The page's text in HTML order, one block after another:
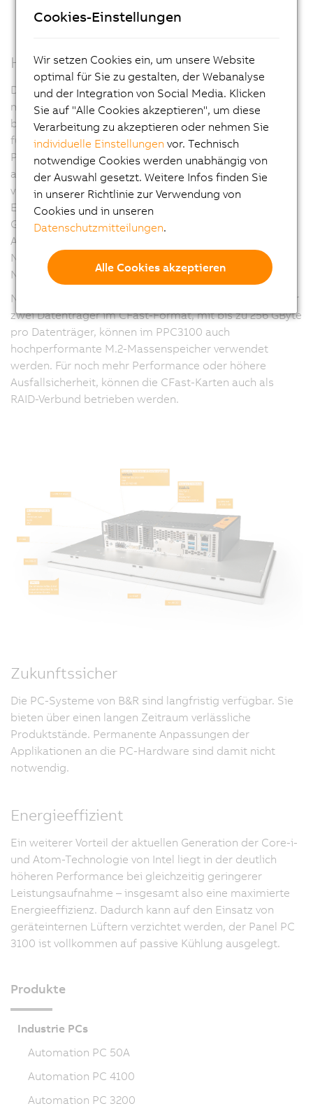
Hohe Flexibilität durch Modularität
Die Panel PC 3100 Geräte weisen eine Vielzahl an
modularen Schnittstellenoptionen auf. So können auf
bis zu drei Steckplätzen verschiedene Interfacekarten
für serielle Schnittstellen, Ethernet, CAN und
POWERLINK betrieben werden. Die Steckplätze können
auch für eine USV-Lösung oder Audio-Schnittstellen
verwendet werden.
Eine PCIe/SATA-Schnittstelle bietet eine SDL4-
Grafikoption zusätzlich zum onboard SDL/DVI-
Anschluss oder einen zweiten POWERLINK Managing
Node zur Datenerfassung von zwei getrennten
Netzwerken.
Neben den für Industrie-PCs standardmäßigen Slots für
zwei Datenträger im CFast-Format, mit bis zu 256 GByte
pro Datenträger, können im PPC3100 auch
hochperformante M.2-Massenspeicher verwendet
werden. Für noch mehr Performance oder höhere
Ausfallsicherheit, können die CFast-Karten auch als
RAID-Verbund betrieben werden.
Zukunftssicher
Die PC-Systeme von B&R sind langfristig verfügbar. Sie
bieten über einen langen Zeitraum verlässliche
Produktstände. Permanente Anpassungen der
Applikationen an die PC-Hardware sind damit nicht
notwendig.
Energieeffizient
Ein weiterer Vorteil der aktuellen Generation der Core-i-
und Atom-Technologie von Intel liegt in der deutlich
höheren Performance bei gleichzeitig geringerer
Leistungsaufnahme – insgesamt also eine maximierte
Energieeffizienz. Dadurch kann auf den Einsatz von
geräteinternen Lüftern verzichtet werden, der Panel PC
3100 ist vollkommen auf passive Kühlung ausgelegt.
Produkte
Industrie PCs
Automation PC 50A
Automation PC 4100
Automation PC 3200
Cookies-Einstellungen
Wir setzen Cookies ein, um unsere Website
optimal für Sie zu gestalten, der Webanalyse
und der Integration von Social Media. Klicken
Sie auf "Alle Cookies akzeptieren", um diese
Verarbeitung zu akzeptieren oder nehmen Sie
individuelle Einstellungen vor. Technisch
notwendige Cookies werden unabhängig von
der Auswahl gesetzt. Weitere Infos finden Sie
in unserer Richtlinie zur Verwendung von
Cookies und in unseren
Datenschutzmitteilungen.
Alle Cookies akzeptieren